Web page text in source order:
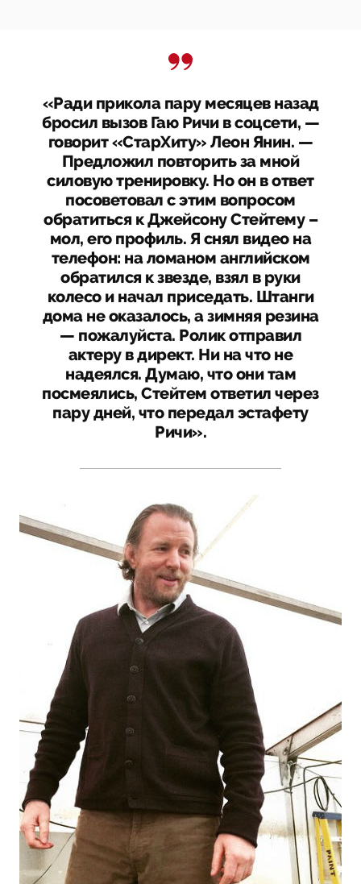
«Ради прикола пару месяцев назад
бросил вызов Гаю Ричи в соцсети, —
говорит «СтарХиту» Леон Янин. —
Предложил повторить за мной
силовую тренировку. Но он в ответ
посоветовал с этим вопросом
обратиться к Джейсону Стейтему –
мол, его профиль. Я снял видео на
телефон: на ломаном английском
обратился к звезде, взял в руки
колесо и начал приседать. Штанги
дома не оказалось, а зимняя резина
— пожалуйста. Ролик отправил
актеру в директ. Ни на что не
надеялся. Думаю, что они там
посмеялись, Стейтем ответил через
пару дней, что передал эстафету
Ричи».